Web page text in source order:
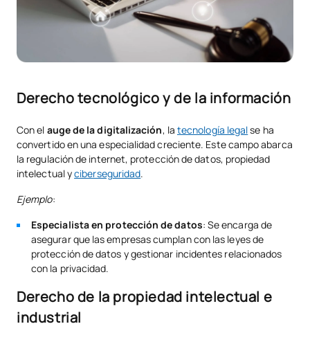
Derecho tecnológico y de la información
Con el auge de la digitalización, la tecnología legalse ha
convertido en una especialidad creciente. Este campo abarca
la regulación de internet, protección de datos, propiedad
intelectual yciberseguridad.
Ejemplo:
Especialista en protección de datos: Se encarga de
asegurar que las empresas cumplan con las leyes de
protección de datos y gestionar incidentes relacionados
con la privacidad.
Derecho de la propiedad intelectual e
industrial